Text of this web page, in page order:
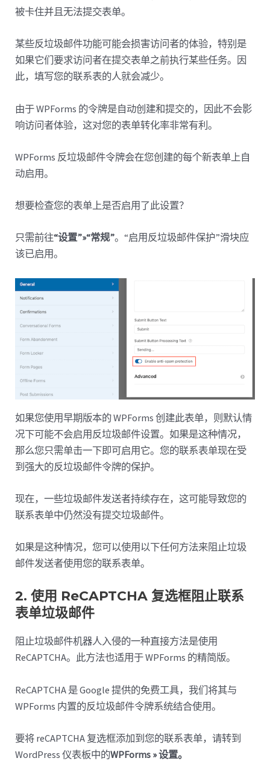
被卡住并且无法提交表单。
某些反垃圾邮件功能可能会损害访问者的体验，特别是
如果它们要求访问者在提交表单之前执行某些任务。因
此，填写您的联系表的人就会减少。
由于 WPForms 的令牌是自动创建和提交的，因此不会影
响访问者体验，这对您的表单转化率非常有利。
WPForms 反垃圾邮件令牌会在您创建的每个新表单上自
动启用。
想要检查您的表单上是否启用了此设置？
只需前往“设置”»“常规”。“启用反垃圾邮件保护”滑块应
该已启用。
如果您使用早期版本的 WPForms 创建此表单，则默认情
况下可能不会启用反垃圾邮件设置。如果是这种情况，
那么您只需单击一下即可启用它。您的联系表单现在受
到强大的反垃圾邮件令牌的保护。
现在，一些垃圾邮件发送者持续存在，这可能导致您的
联系表单中仍然没有提交垃圾邮件。
如果是这种情况，您可以使用以下任何方法来阻止垃圾
邮件发送者使用您的联系表单。
2. 使用 ReCAPTCHA 复选框阻止联系
表单垃圾邮件
阻止垃圾邮件机器人入侵的一种直接方法是使用
ReCAPTCHA。此方法也适用于 WPForms 的精简版。
ReCAPTCHA 是 Google 提供的免费工具，我们将其与
WPForms 内置的反垃圾邮件令牌系统结合使用。
要将 reCAPTCHA 复选框添加到您的联系表单，请转到
WordPress 仪表板中的WPForms » 设置。